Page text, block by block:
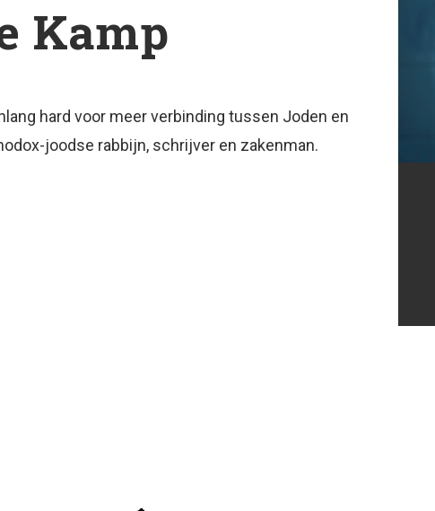
Kamp
hard voor meer verbinding tussen Joden en
joodse rabbijn, schrijver en zakenman.